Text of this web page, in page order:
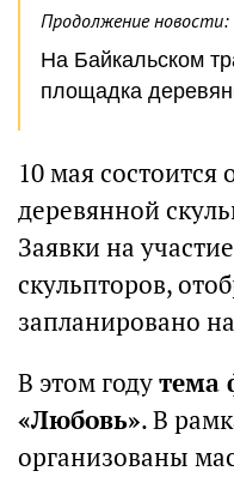
Продолжение новости:
На Байкальском
площадка
10 мая состоится
деревянной
Заявки на
скульпторов,
запланировано
В этом годутема
«Любовь». В
организованы